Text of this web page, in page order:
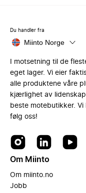
Du handler fra
Miinto Norge
I motsetning til de
eget lager. Vi eier
alle produktene våre
kjærlighet av
beste motebutikker.
følg oss!
Om Miinto
Om miinto.no
Jobb